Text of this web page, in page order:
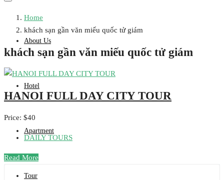
About Us
Hotel
Apartment
Tour
Home
khách sạn gần văn miếu quốc tử giám
khách sạn gần văn miếu quốc tử giám
HANOI FULL DAY CITY TOUR
Price: $40
DAILY TOURS
Read More